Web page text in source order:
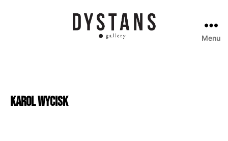
Menu
KarolWycisk